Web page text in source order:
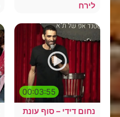
לירח
00:03:55
נחום דידי – סוף עונת